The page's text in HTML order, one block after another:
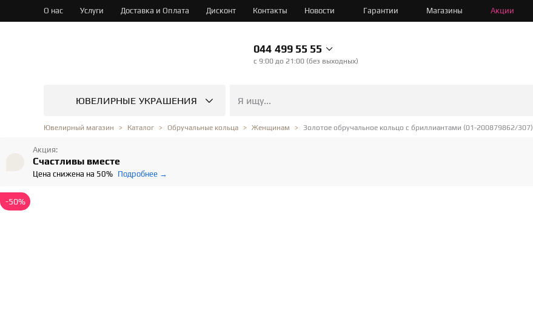
О нас Услуги Доставка и Оплата Дисконт Контакты Новости Гарантии Магазины Акции
044 499 55 55
c 9:00 до 21:00 (без выходных)
ЮВЕЛИРНЫЕ УКРАШЕНИЯ
Ювелирный магазин Каталог Обручальные кольца Женщинам Золотое обручальное кольцо с бриллиантами (01-200879862/307)
Акция:
Счастливы вместе
Цена снижена на 50% Подробнее →
-50%